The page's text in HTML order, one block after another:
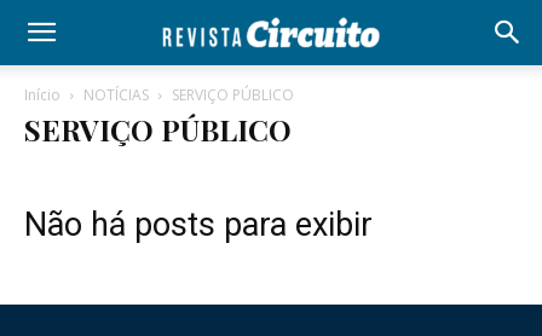
Início NOTÍCIAS SERVIÇO PÚBLICO
SERVIÇO PÚBLICO
Não há posts para exibir